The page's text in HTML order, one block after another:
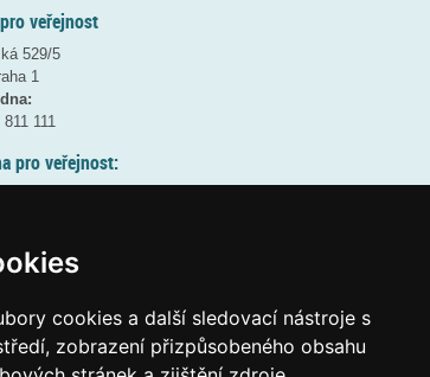
cookies a další sledovací nástroje s
zobrazení přizpůsobeného obsahu
veřejnost
529/5
1
111
pro veřejnost:
podatelna: